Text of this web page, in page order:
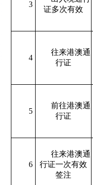
3
证多次有效
4
往来港澳通
行证
5
前往港澳通
行证
6
往来港澳通
行证一次有效
签注